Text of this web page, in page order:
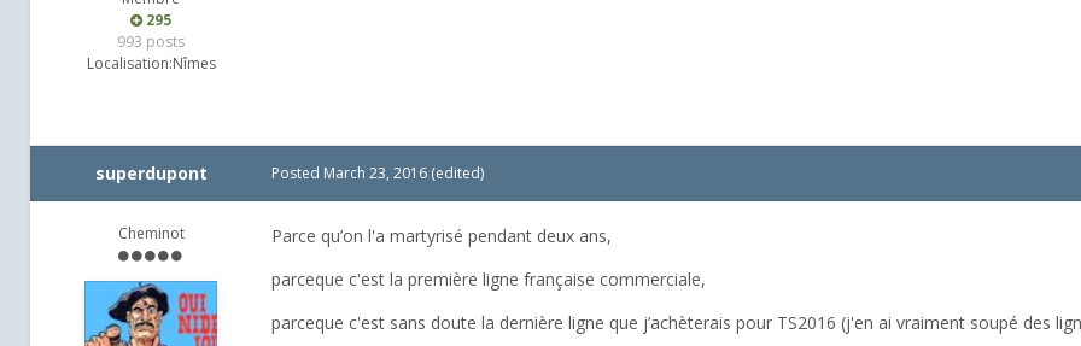
295
993 posts
Localisation:Nîmes
superdupont
Cheminot
Posted March 23, 2016 (edited)
Parce qu’on l'a martyrisé pendant deux ans,
parceque c'est la première ligne française commerciale,
parceque c'est sans doute la dernière ligne que j’achèterais pour TS2016 (j'en ai vraiment soupé des